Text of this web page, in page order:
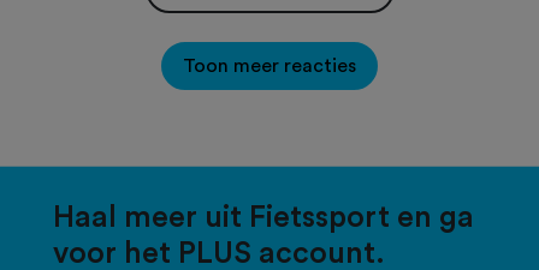
Toon meer reacties
Haal meer uit Fietssport en ga
voor het PLUS account.